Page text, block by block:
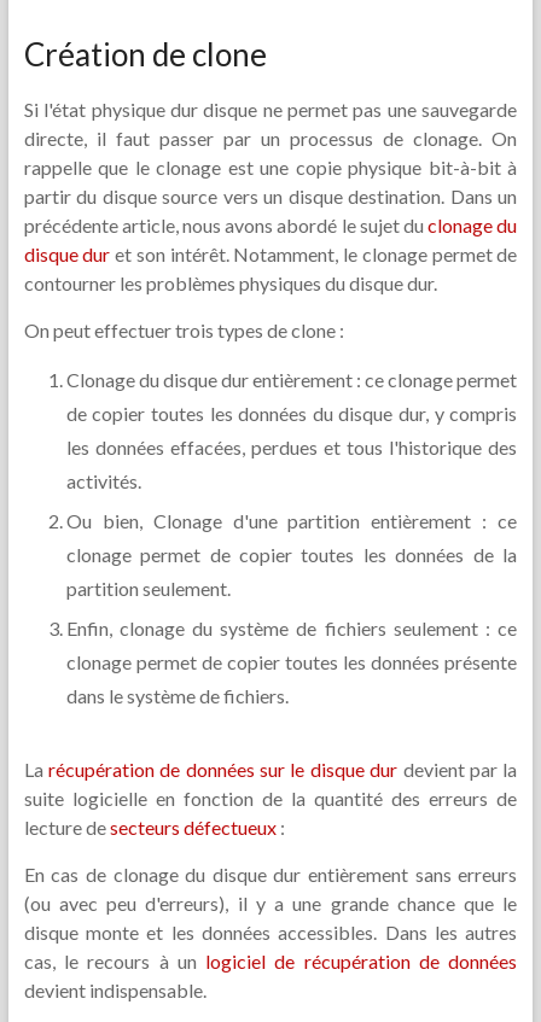
Création de clone
Si l'état physique dur disque ne permet pas une sauvegarde
directe, il faut passer par un processus de clonage. On
rappelle que le clonage est une copie physique bit-à-bit à
partir du disque source vers un disque destination. Dans un
précédente article, nous avons abordé le sujet duclonage du
disque dur et son intérêt. Notamment, le clonage permet de
contourner les problèmes physiques du disque dur.
On peut effectuer trois types de clone :
Clonage du disque dur entièrement : ce clonage permet
de copier toutes les données du disque dur, y compris
les données effacées, perdues et tous l'historique des
activités.
Ou bien, Clonage d'une partition entièrement : ce
clonage permet de copier toutes les données de la
partition seulement.
Enfin, clonage du système de fichiers seulement : ce
clonage permet de copier toutes les données présente
dans le système de fichiers.
Larécupération de données sur le disque dur devient par la
suite logicielle en fonction de la quantité des erreurs de
lecture desecteurs défectueux:
En cas de clonage du disque dur entièrement sans erreurs
(ou avec peu d'erreurs), il y a une grande chance que le
disque monte et les données accessibles. Dans les autres
cas, le recours à un logiciel de récupération de données
devient indispensable.